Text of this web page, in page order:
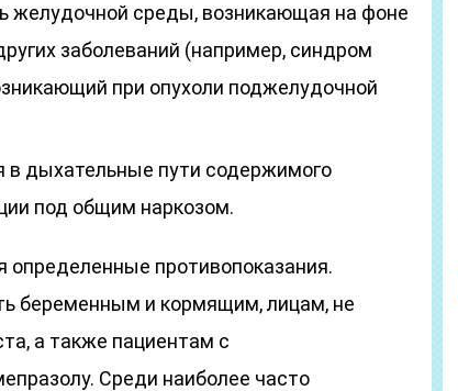
желудочной среды, возникающая на фоне
заболеваний (например, синдром
при опухоли поджелудочной
в дыхательные пути содержимого
под общим наркозом.
противопоказания.
беременным и кормящим, лицам, не
а также пациентам с
Среди наиболее часто